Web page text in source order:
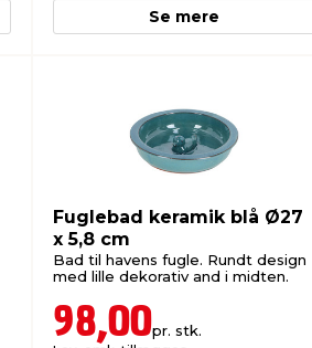
Se mere
Fuglebad keramik blå Ø27
x 5,8 cm
Bad til havens fugle. Rundt design
med lille dekorativ and i midten.
98,00pr. stk.